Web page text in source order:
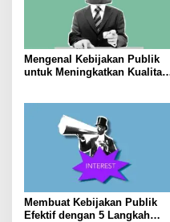
Mengenal Kebijakan Publik
untuk Meningkatkan Kualitas
Membuat Kebijakan Publik
Efektif dengan 5 Langkah